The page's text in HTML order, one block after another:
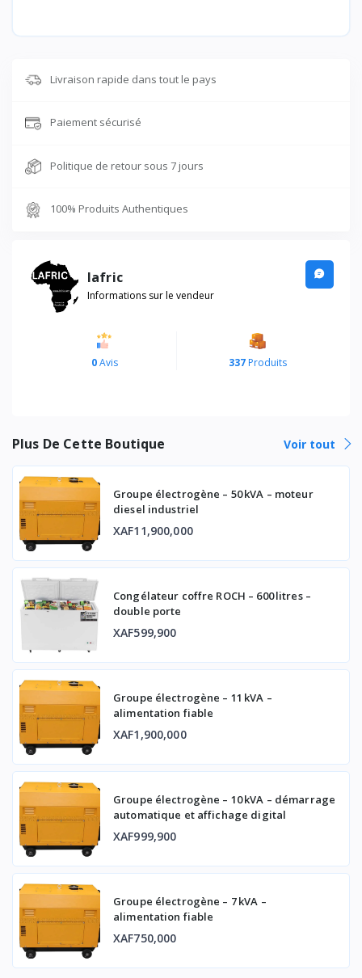
Livraison rapide dans tout le pays
Paiement sécurisé
Politique de retour sous 7 jours
100% Produits Authentiques
lafric
Informations sur le vendeur
0Avis 337Produits
Plus De Cette Boutique Voir tout
Groupe électrogène – 50 kVA – moteur
diesel industriel
XAF11,900,000
Congélateur coffre ROCH – 600 litres –
double porte
XAF599,900
Groupe électrogène – 11 kVA –
alimentation fiable
XAF1,900,000
Groupe électrogène – 10 kVA – démarrage
automatique et affichage digital
XAF999,900
Groupe électrogène – 7 kVA –
alimentation fiable
XAF750,000